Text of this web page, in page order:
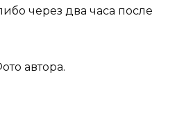
через два часа после
автора.